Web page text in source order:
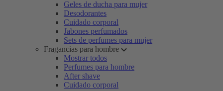
Geles de ducha para mujer
Desodorantes
Cuidado corporal
Jabones perfumados
Sets de perfumes para mujer
Fragancias para hombre
Mostrar todos
Perfumes para hombre
After shave
Cuidado corporal